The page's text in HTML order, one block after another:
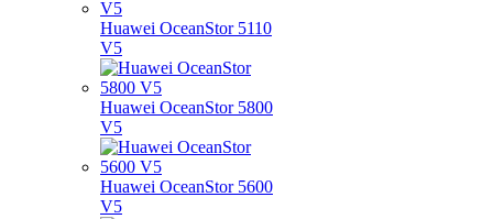
Huawei OceanStor 5110
V5
Huawei OceanStor 5800
V5
Huawei OceanStor 5600
V5